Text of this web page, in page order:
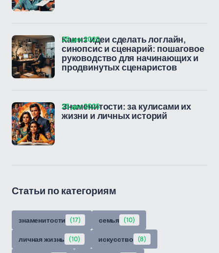
Как из идеи сделать логлайн,
синопсис и сценарий: пошаговое
руководство для начинающих и
продвинутых сценаристов
25 дек 2025
Знаменитости: за кулисами их
жизни и личных историй
25 дек 2025
Статьи по категориям
знаменитости (17) семья (10)
личная жизнь (10) искусство (8)